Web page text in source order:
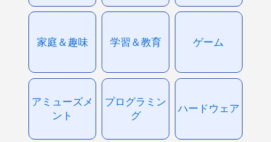
家庭＆趣味 学習＆教育 ゲーム
アミューズメ
ント
プログラミン
グ
ハードウェア